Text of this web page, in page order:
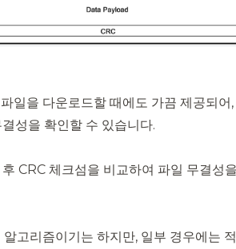
일을 다운로드할 때에도 가끔 제공되어
성을 확인할 수 있습니다.
CRC 체크섬을 비교하여 파일 무결성
고리즘이기는 하지만, 일부 경우에는